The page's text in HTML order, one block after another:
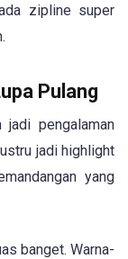
zipline super
Pulang
pengalaman
jadi highlight
yang
banget. Warna-